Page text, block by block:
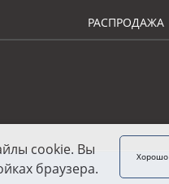
РАСПРОДАЖА
cookie. Вы
браузера.
Хорошо